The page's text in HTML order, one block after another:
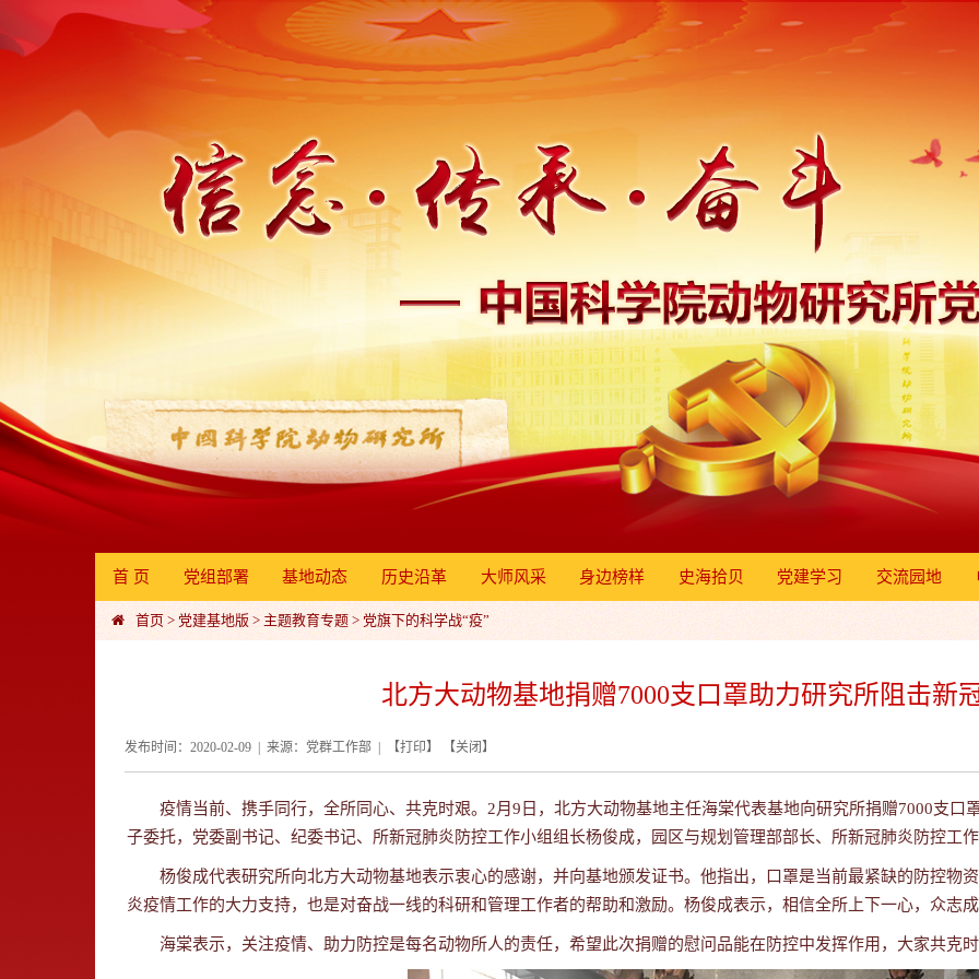
首 页 党组部署 基地动态 历史沿革 大师风采 身边榜样 史海拾贝 党建学习 交流园地
首页 > 党建基地版 > 主题教育专题 > 党旗下的科学战“疫”
北方大动物基地捐赠7000支口罩助力研究所阻击新
发布时间：2020-02-09 | 来源：党群工作部 | 【打印】 【关闭 】
疫情当前、携手同行，全所同心、共克时艰。2月9日，北方大动物基地主任海棠代表基地向研究所捐赠7000支口
子委托，党委副书记、纪委书记、所新冠肺炎防控工作小组组长杨俊成，园区与规划管理部部长、所新冠肺炎防控工
杨俊成代表研究所向北方大动物基地表示衷心的感谢，并向基地颁发证书。他指出，口罩是当前最紧缺的防控物
炎疫情工作的大力支持，也是对奋战一线的科研和管理工作者的帮助和激励。杨俊成表示，相信全所上下一心，众志
海棠表示，关注疫情、助力防控是每名动物所人的责任，希望此次捐赠的慰问品能在防控中发挥作用，大家共克